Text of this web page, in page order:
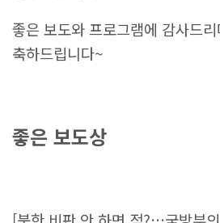
좋은 보도와 프로그램에 감사드
축하드립니다~
좋은 보도상